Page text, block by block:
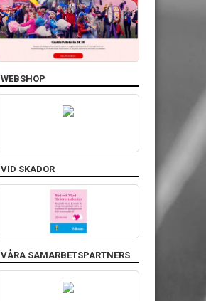
WEBSHOP
VID SKADOR
VÅRA SAMARBETSPARTNERS